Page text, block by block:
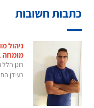
כתבות חשובות
ניהול
מומחה
בעידן